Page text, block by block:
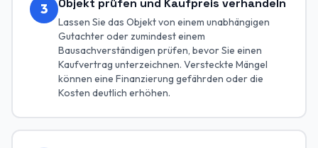
3 Objekt prüfen und Kaufpreis verhandeln
Lassen Sie das Objekt von einem unabhängigen
Gutachter oder zumindest einem
Bausachverständigen prüfen, bevor Sie einen
Kaufvertrag unterzeichnen. Versteckte Mängel
können eine Finanzierung gefährden oder die
Kosten deutlich erhöhen.